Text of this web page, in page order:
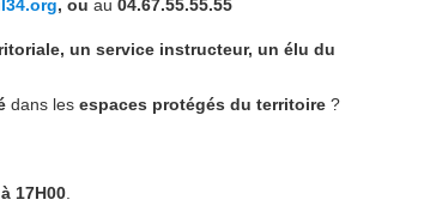
, ou au 04.67.55.55.55
un service instructeur, un élu du
dans les espaces protégés du territoire ?
17H00